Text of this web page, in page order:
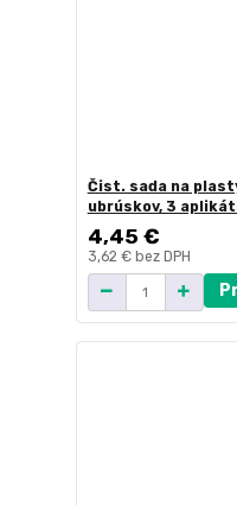
Čist. sada na
ubrúskov, 3
4,45 €
3,62 € bez DPH